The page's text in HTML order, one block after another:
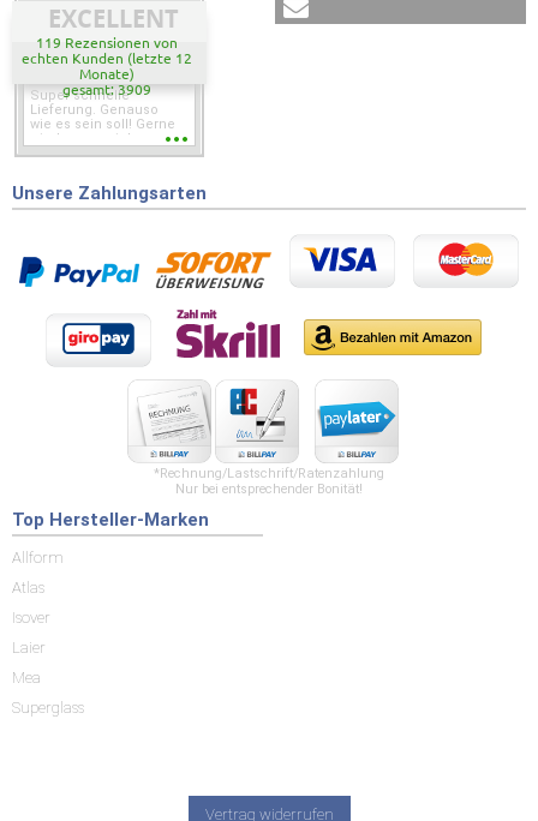
EXCELLENT
119 Rezensionen von
echten Kunden (letzte 12
Monate)
gesamt: 3909
Super schnelle
Lieferung. Genauso
wie es sein soll! Gerne
wieder wenn ich was
Unsere Zahlungsarten
*Rechnung/Lastschrift/Ratenzahlung
Nur bei entsprechender Bonität!
Top Hersteller-Marken
Allform
Atlas
Isover
Laier
Mea
Superglass
Vertrag widerrufen